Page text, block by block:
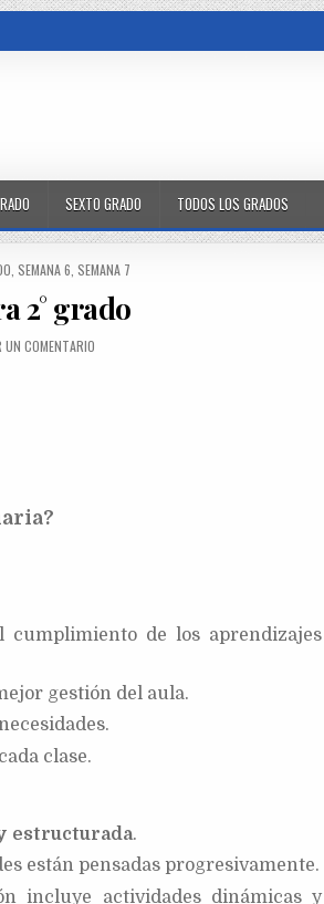
SEXTO GRADO TODOS LOS GRADOS
,SEMANA 6 ,SEMANA 7
2° grado
UN COMENTARIO
cumplimiento de los aprendizajes
gestión del aula.
clase.
estructurada.
están pensadas progresivamente.
incluye actividades dinámicas y